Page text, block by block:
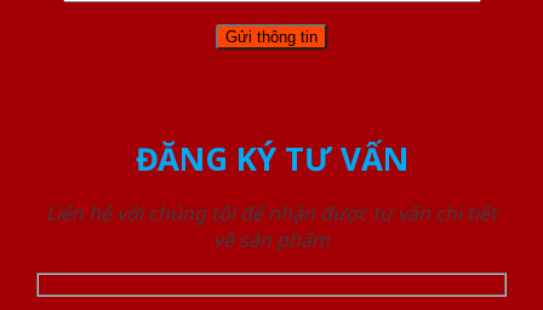
ĐĂNG KÝ TƯ VẤN
Liên hệ với chúng tôi để nhận được tư vấn chi tiết
về sản phẩm